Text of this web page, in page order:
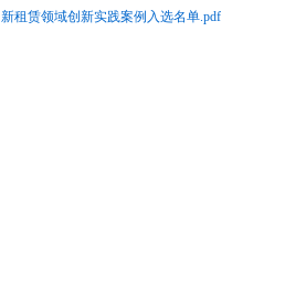
新租赁领域创新实践案例入选名单.pdf